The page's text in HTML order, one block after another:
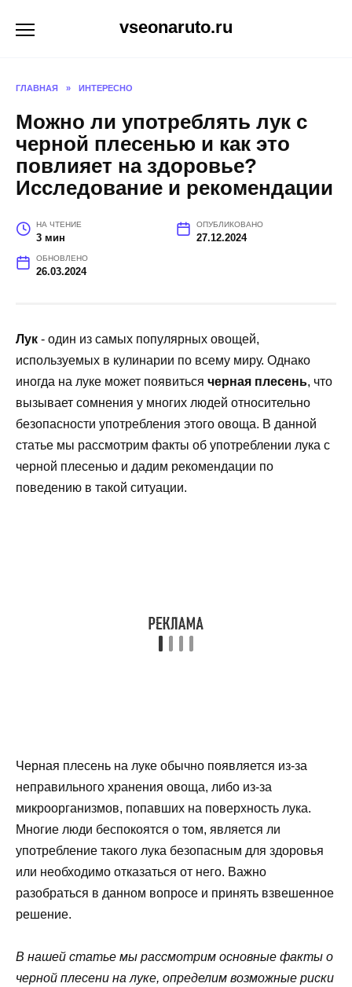
vseonaruto.ru
ГЛАВНАЯ » ИНТЕРЕСНО
Можно ли употреблять лук с
черной плесенью и как это
повлияет на здоровье?
Исследование и рекомендации
НА ЧТЕНИЕ
3 мин
ОПУБЛИКОВАНО
27.12.2024
ОБНОВЛЕНО
26.03.2024
Лук - один из самых популярных овощей,
используемых в кулинарии по всему миру. Однако
иногда на луке может появиться черная плесень, что
вызывает сомнения у многих людей относительно
безопасности употребления этого овоща. В данной
статье мы рассмотрим факты об употреблении лука с
черной плесенью и дадим рекомендации по
поведению в такой ситуации.
Черная плесень на луке обычно появляется из-за
неправильного хранения овоща, либо из-за
микроорганизмов, попавших на поверхность лука.
Многие люди беспокоятся о том, является ли
употребление такого лука безопасным для здоровья
или необходимо отказаться от него. Важно
разобраться в данном вопросе и принять взвешенное
решение.
В нашей статье мы рассмотрим основные факты о
черной плесени на луке, определим возможные риски